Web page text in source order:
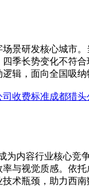
景研发核心城市
季长势变化不符
辑，面向全国吸
司收费标准成都猎头
内容行业核心
与视觉质感。依
瓶颈，助力西